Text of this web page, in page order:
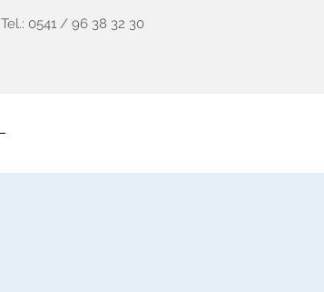
Tel.: 0541 / 96 38 32 30